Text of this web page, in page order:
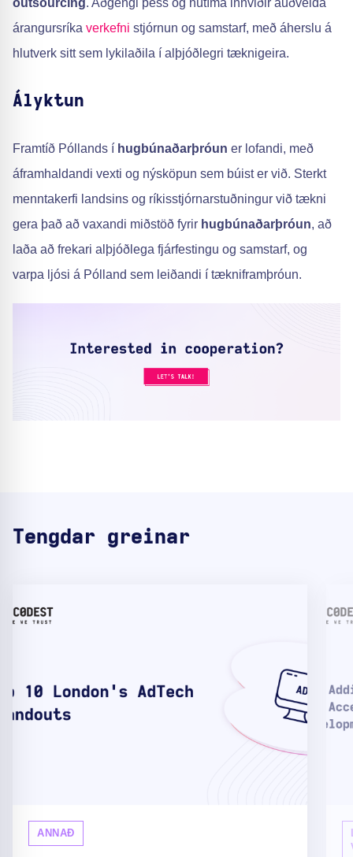
outsourcing . Aðgengi þess og nútíma innviðir auðvelda
árangursríka verkefni stjórnun og samstarf, með áherslu á
hlutverk sitt sem lykilaðila í alþjóðlegri tæknigeira.
Ályktun
Framtíð Póllands í hugbúnaðarþróun er lofandi, með
áframhaldandi vexti og nýsköpun sem búist er við. Sterkt
menntakerfi landsins og ríkisstjórnarstuðningur við tækni
gera það að vaxandi miðstöð fyrir hugbúnaðarþróun, að
laða að frekari alþjóðlega fjárfestingu og samstarf, og
varpa ljósi á Pólland sem leiðandi í tækniframþróun.
Tengdar greinar
ANNAÐ